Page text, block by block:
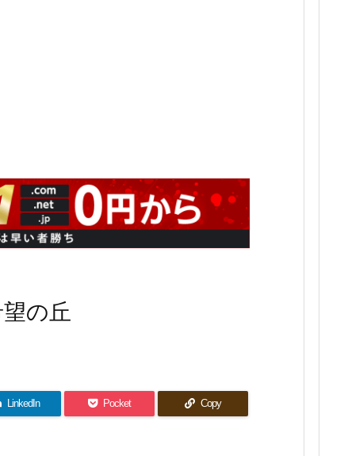
の丘
LinkedIn Pocket Copy